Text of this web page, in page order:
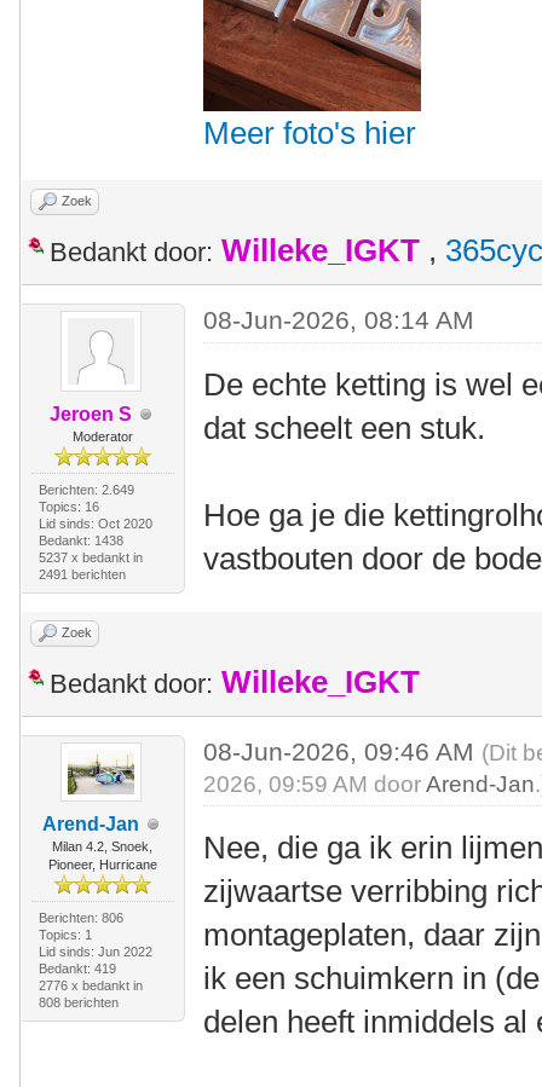
Meer foto's hier
Zoek
Bedankt door: Willeke_IGKT ,
Jeroen S
Moderator
Berichten: 2.649
Topics: 16
Lid sinds: Oct 2020
Bedankt: 1438
5237 x bedankt in
2491 berichten
08-Jun-2026, 08:14 AM
De echte ketting is wel
dat scheelt een stuk.
Hoe ga je die
vastbouten door de
Zoek
Bedankt door: Willeke_IGKT
Arend-Jan
Milan 4.2, Snoek,
Pioneer, Hurricane
Berichten: 806
Topics: 1
Lid sinds: Jun 2022
Bedankt: 419
2776 x bedankt in
808 berichten
08-Jun-2026, 09:46 AM (Dit
2026, 09:59 AM doorArend-Jan
Nee, die ga ik erin
zijwaartse verribbing
montageplaten, daar
ik een schuimkern in
delen heeft inmiddels